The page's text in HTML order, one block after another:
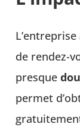
de rendez-
presque
permet